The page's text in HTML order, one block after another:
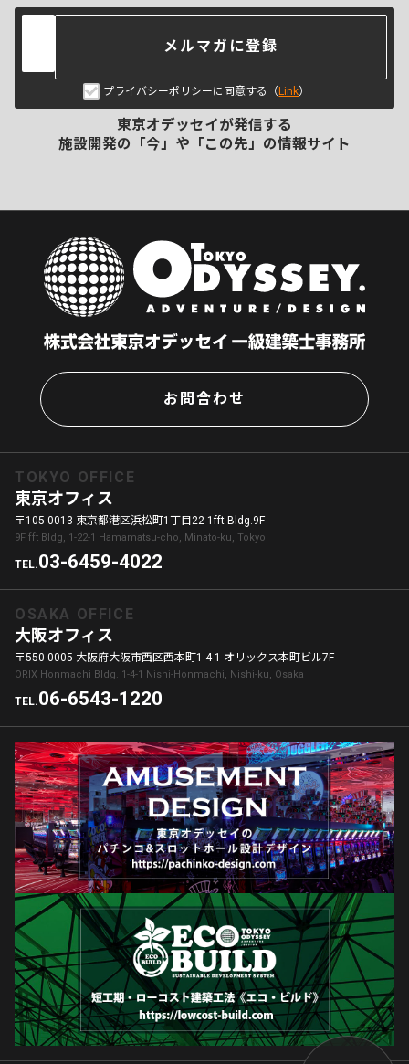
メルマガに登録
プライバシーポリシーに同意する（Link）
東京オデッセイが発信する
施設開発の「今」や「この先」の情報サイト
お問合わせ
TOKYO OFFICE
東京オフィス
〒105-0013 東京都港区浜松町1丁目22-1fft Bldg.9F
9F fft Bldg, 1-22-1 Hamamatsu-cho, Minato-ku, Tokyo
TEL.03-6459-4022
OSAKA OFFICE
大阪オフィス
〒550-0005 大阪府大阪市西区西本町1-4-1 オリックス本町ビル7F
ORIX Honmachi Bldg. 1-4-1 Nishi-Honmachi, Nishi-ku, Osaka
TEL.06-6543-1220